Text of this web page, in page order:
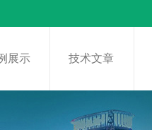
展示 技术文章